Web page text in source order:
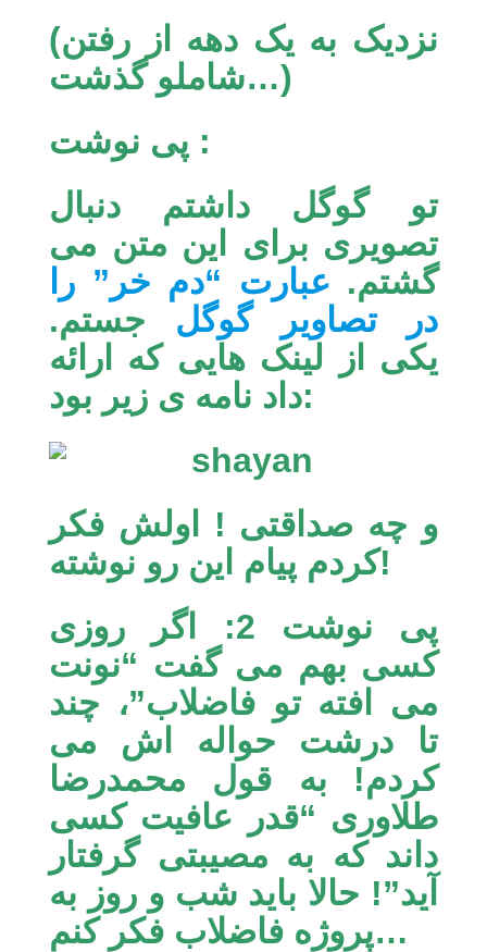
(نزدیک به یک دهه از رفتن
شاملو گذشت…)
پی نوشت :
تو گوگل داشتم دنبال
تصویری برای این متن می
گشتم. عبارت “دم خر” را
در تصاویر گوگل جستم.
یکی از لینک هایی که ارائه
داد نامه ی زیر بود:
و چه صداقتی ! اولش فکر
کردم پیام این رو نوشته!
پی نوشت 2: اگر روزی
کسی بهم می گفت “نونت
می افته تو فاضلاب”، چند
تا درشت حواله اش می
کردم! به قول محمدرضا
طلاوری “قدر عافیت کسی
داند که به مصیبتی گرفتار
آید”! حالا باید شب و روز به
پروژه فاضلاب فکر کنم…